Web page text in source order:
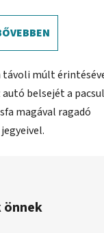
múlt
belsejét a
magával ragadó
jegyeivel.